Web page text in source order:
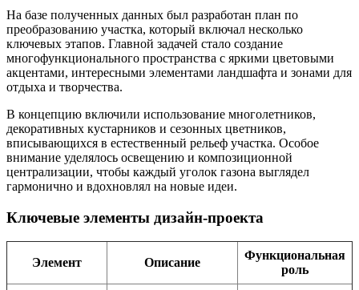
На базе полученных данных был разработан план по
преобразованию участка, который включал несколько
ключевых этапов. Главной задачей стало создание
многофункционального пространства с яркими цветовыми
акцентами, интересными элементами ландшафта и зонами для
отдыха и творчества.
В концепцию включили использование многолетников,
декоративных кустарников и сезонных цветников,
вписывающихся в естественный рельеф участка. Особое
внимание уделялось освещению и композиционной
централизации, чтобы каждый уголок газона выглядел
гармонично и вдохновлял на новые идеи.
Ключевые элементы дизайн-проекта
Элемент Описание
Функциональная
роль